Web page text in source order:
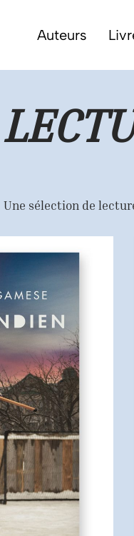
Auteurs
Une sélection de